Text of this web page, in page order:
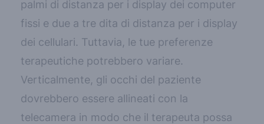
palmi di distanza per i display dei computer
fissi e due a tre dita di distanza per i display
dei cellulari. Tuttavia, le tue preferenze
terapeutiche potrebbero variare.
Verticalmente, gli occhi del paziente
dovrebbero essere allineati con la
telecamera in modo che il terapeuta possa